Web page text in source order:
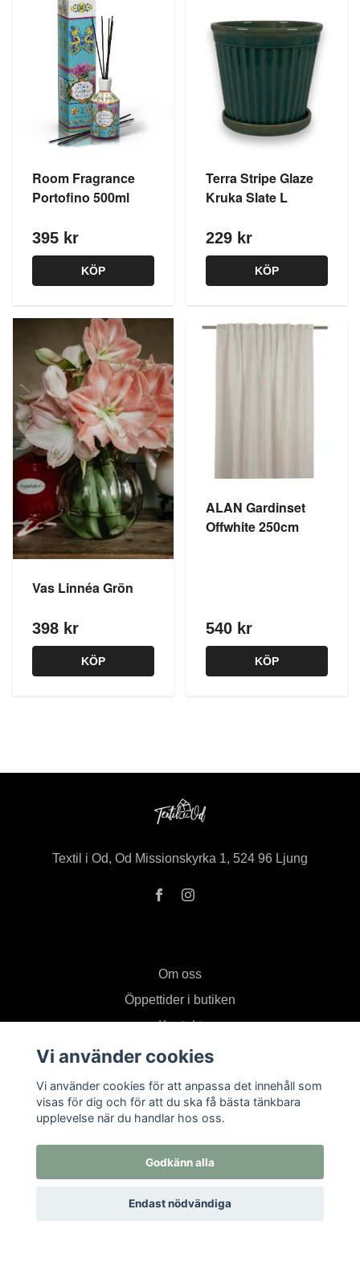
Room Fragrance
Portofino 500ml
395 kr
KÖP
Terra Stripe Glaze
Kruka Slate L
229 kr
KÖP
Vas Linnéa Grön
398 kr
KÖP
ALAN Gardinset
Offwhite 250cm
540 kr
KÖP
Textil i Od, Od Missionskyrka 1, 524 96 Ljung
Om oss
Öppettider i butiken
Kontakt
Köpvillkor
Vi använder cookies
Vi använder cookies för att anpassa det innehåll som
visas för dig och för att du ska få bästa tänkbara
upplevelse när du handlar hos oss.
Godkänn alla
Endast nödvändiga